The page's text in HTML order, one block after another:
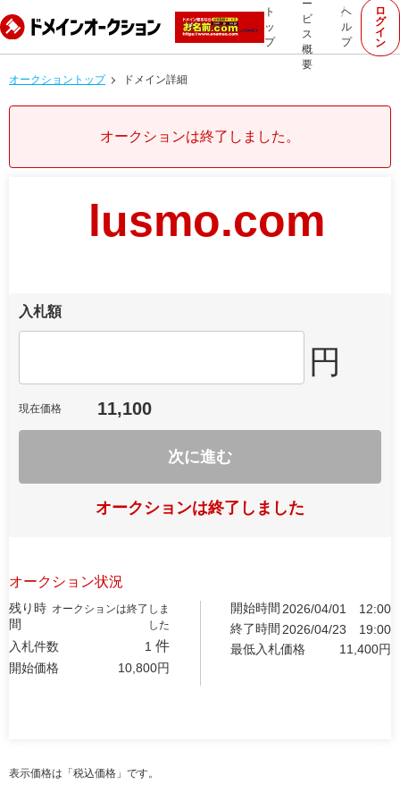
ト
ッ
プ
ー
ビ
ス
概
要
ヘ
ル
プ
ロ
グ
イ
ン
オークショントップ ドメイン詳細
オークションは終了しました。
lusmo.com
入札額
円
現在価格 11,100
次に進む
オークションは終了しました
オークション状況
残り時
間
オークションは終了しま
した
入札件数 1 件
開始価格 10,800円
開始時間 2026/04/01
12:00
終了時間 2026/04/23
19:00
最低入札価格
11,400円
表示価格は「税込価格」です。